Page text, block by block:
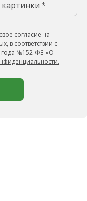
согласие на
в соответствии с
года №152-ФЗ «О